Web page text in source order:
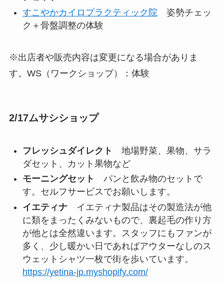
すこやかカイロプラクティック院姿勢チェッ
ク＋骨盤調整の体験
※出店者や販売内容は変更になる場合がありま
す。WS（ワークショップ）：体験
2/17ムサシショップ
フレッシュダイレクト
地場野菜、果物、サラ
ダセット、カット果物など
モーニングセット
パンと飲み物のセットで
す。セルフサービスでお願いします。
イエティナイエティナ製品はその製造法が他
に類をまったくみないもので、裏起毛の作り方
が他とは全然違います。スタッフにもファンが
多く、少し暖かい日であればアウターなしのス
ウェットシャツ一枚で街を歩いています。
https://yetina-jp.myshopify.com/